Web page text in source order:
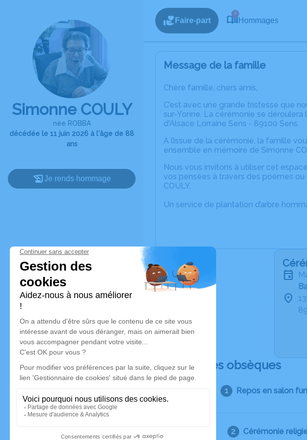
Simonne COULY
née ROBBA
décédée le 11 juin 2026 à l'âge de 88
ans
Je rends hommage
Faire-part
6
Hommages
Message de la famille
Chère famille, chers amis,
C’est avec une grande tristesse que
sur-Yonne. La cérémonie se déroulera
d'Alsace Lorraine Sens - 89100 Sens.
À l’issue de la cérémonie, la famille
ensemble en mémoire de Simonne
Nous vous invitons à utiliser cet
vos pensées à travers des poèmes
COULY.
Un service de plantation d’arbre
Déroulé des obsèques
Repos en salon
Cérémonie